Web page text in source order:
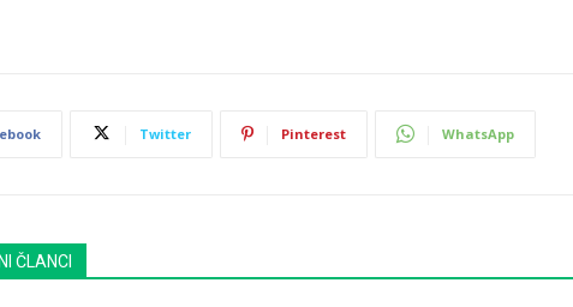
Twitter Pinterest WhatsApp
ČLANCI